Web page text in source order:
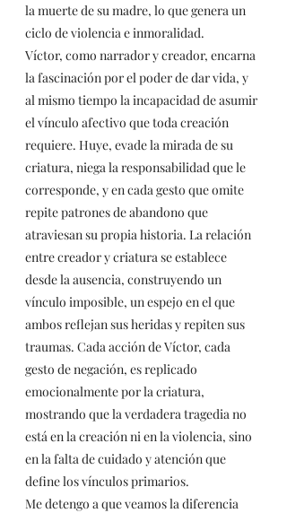
la muerte de su madre, lo que genera un
ciclo de violencia e inmoralidad.
Víctor, como narrador y creador, encarna
la fascinación por el poder de dar vida, y
al mismo tiempo la incapacidad de asumir
el vínculo afectivo que toda creación
requiere. Huye, evade la mirada de su
criatura, niega la responsabilidad que le
corresponde, y en cada gesto que omite
repite patrones de abandono que
atraviesan su propia historia. La relación
entre creador y criatura se establece
desde la ausencia, construyendo un
vínculo imposible, un espejo en el que
ambos reflejan sus heridas y repiten sus
traumas. Cada acción de Víctor, cada
gesto de negación, es replicado
emocionalmente por la criatura,
mostrando que la verdadera tragedia no
está en la creación ni en la violencia, sino
en la falta de cuidado y atención que
define los vínculos primarios.
Me detengo a que veamos la diferencia